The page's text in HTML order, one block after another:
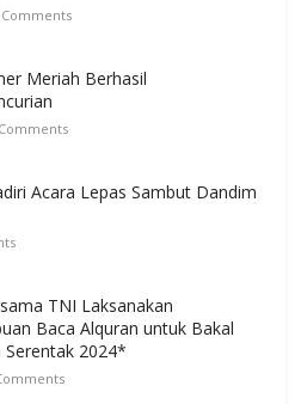
Comments
Meriah Berhasil
Acara Lepas Sambut Dandim
TNI Laksanakan
Baca Alquran untuk Bakal
Serentak 2024*